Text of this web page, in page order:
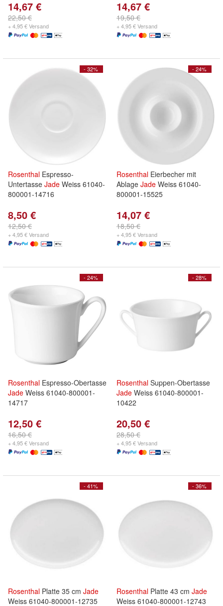
14,67 €
22,50 €
+ 4,95 € Versand
14,67 €
19,50 €
+ 4,95 € Versand
- 32%
Rosenthal Espresso-
Untertasse Jade Weiss 61040-
800001-14716
8,50 €
12,50 €
+ 4,95 € Versand
- 24%
Rosenthal Eierbecher mit
Ablage Jade Weiss 61040-
800001-15525
14,07 €
18,50 €
+ 4,95 € Versand
- 24%
Rosenthal Espresso-Obertasse
Jade Weiss 61040-800001-
14717
12,50 €
16,50 €
+ 4,95 € Versand
- 28%
Rosenthal Suppen-Obertasse
Jade Weiss 61040-800001-
10422
20,50 €
28,50 €
+ 4,95 € Versand
- 41%
Rosenthal Platte 35 cm Jade
Weiss 61040-800001-12735
- 36%
Rosenthal Platte 43 cm Jade
Weiss 61040-800001-12743